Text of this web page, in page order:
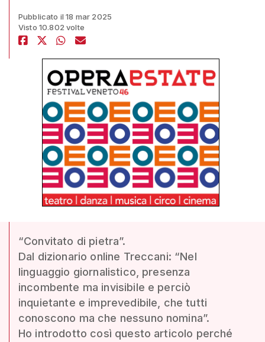
Pubblicato il 18 mar 2025
Visto 10.802 volte
“Convitato di pietra”.
Dal dizionario online Treccani: “Nel
linguaggio giornalistico, presenza
incombente ma invisibile e perciò
inquietante e imprevedibile, che tutti
conoscono ma che nessuno nomina”.
Ho introdotto così questo articolo perché